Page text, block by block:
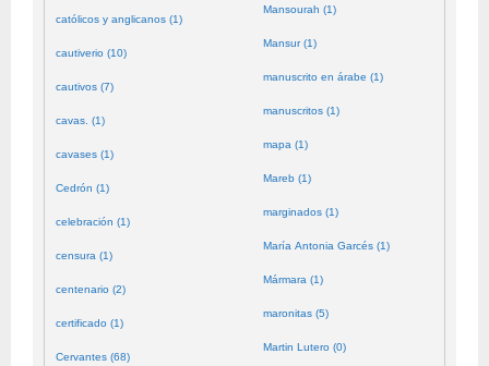
católicos y anglicanos (1)
cautiverio (10)
cautivos (7)
cavas. (1)
cavases (1)
Cedrón (1)
celebración (1)
censura (1)
centenario (2)
certificado (1)
Cervantes (68)
Mansourah (1)
Mansur (1)
manuscrito en árabe (1)
manuscritos (1)
mapa (1)
Mareb (1)
marginados (1)
María Antonia Garcés (1)
Mármara (1)
maronitas (5)
Martin Lutero (0)